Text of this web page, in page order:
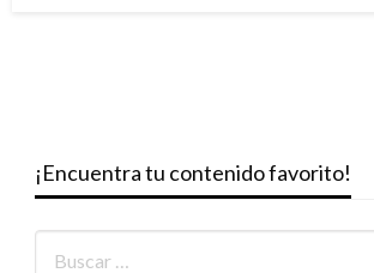
¡Encuentra tu contenido favorito!